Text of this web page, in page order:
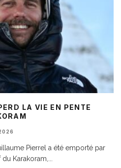
LA VIE EN PENTE
Pierrel a été emporté par
Karakoram,...